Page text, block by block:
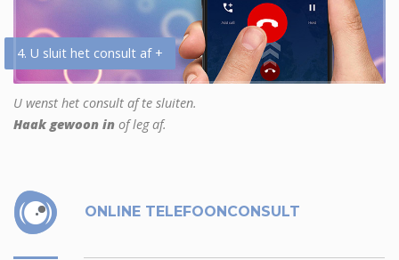
4. U sluit het consult af +
U wenst het consult af te sluiten.
Haak gewoon in of leg af.
ONLINE TELEFOONCONSULT